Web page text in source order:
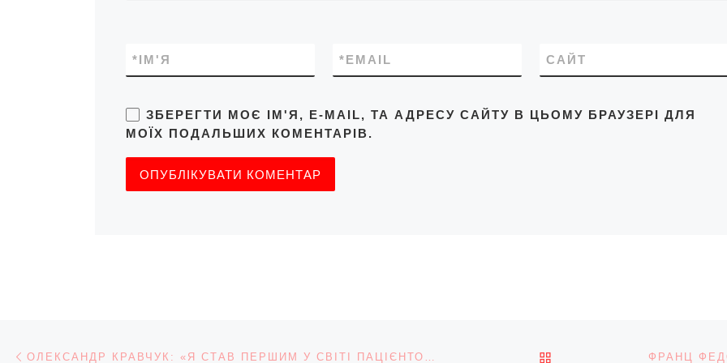
ІМ'Я
* EMAIL
* САЙТ
ЗБЕРЕГТИ МОЄ ІМ'Я, E-MAIL, ТА АДРЕСУ САЙТУ В ЦЬОМУ БРАУЗЕРІ ДЛЯ
МОЇХ ПОДАЛЬШИХ КОМЕНТАРІВ.
Навігація записів ПОВЕРНУТИСЯ ДО